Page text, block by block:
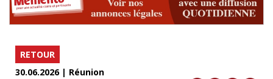
RETOUR
30.06.2026 | Réunion